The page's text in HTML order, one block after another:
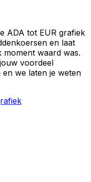
ADA tot EUR grafiek
en laat
moment waard was.
voordeel
we laten je weten